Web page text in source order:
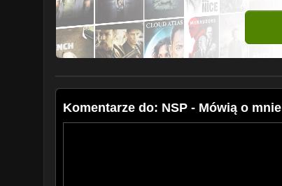
Komentarze do: NSP - Mówią o mnie